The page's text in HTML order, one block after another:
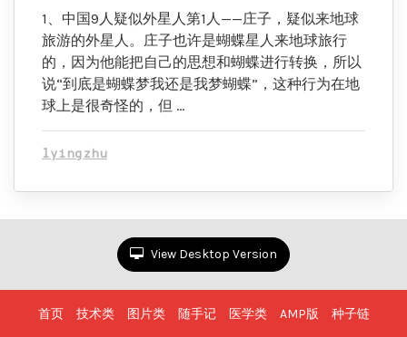
1、中国9人疑似外星人第1人——庄子，疑似来地球
旅游的外星人。庄子也许是蝴蝶星人来地球旅行
的，因为他能把自己的思想和蝴蝶进行转换，所以
说“到底是蝴蝶梦我还是我梦蝴蝶”，这种行为在地
球上是很奇怪的，但 …
lyingzhu
View Desktop Version
首页 技术类 图片类 随手记 医学类 AMP版 种子链